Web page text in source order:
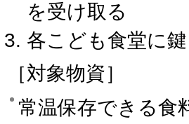
を受け取る
各こども食堂に
［対象物資］
常温保存できる食